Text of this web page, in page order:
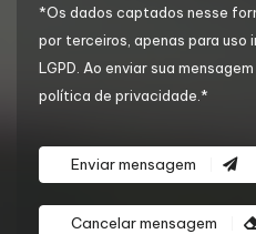
*Os dados captados nesse
por terceiros, apenas para uso
LGPD . Ao enviar sua
política de privacidade.*
Enviar mensagem
Cancelar mensagem